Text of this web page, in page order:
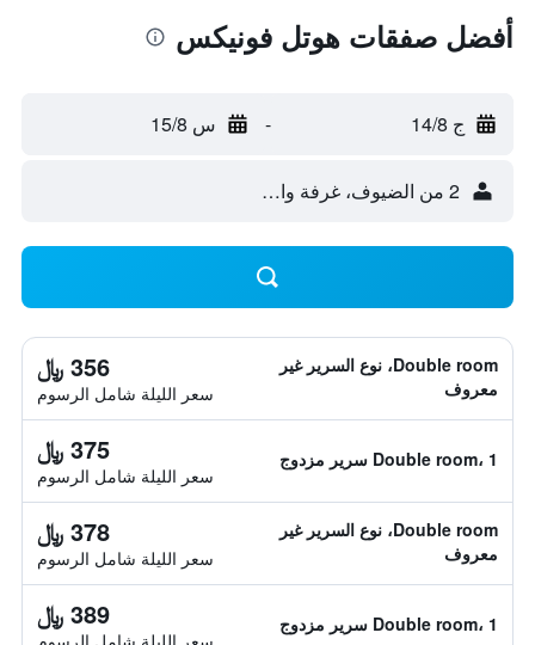
أفضل صفقات هوتل فونيكس
ج 14/8 - س 15/8
2 من الضيوف، غرفة واحدة
Double room، نوع السرير غير
معروف
356 ﷼
سعر الليلة شامل الرسوم
Double room، 1 سرير مزدوج 375 ﷼
سعر الليلة شامل الرسوم
Double room، نوع السرير غير
معروف
378 ﷼
سعر الليلة شامل الرسوم
Double room، 1 سرير مزدوج 389 ﷼
سعر الليلة شامل الرسوم